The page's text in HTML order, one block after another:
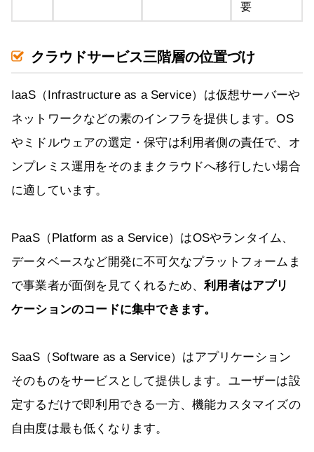
要
クラウドサービス三階層の位置づけ
IaaS（Infrastructure as a Service）は仮想サーバーや
ネットワークなどの素のインフラを提供します。OS
やミドルウェアの選定・保守は利用者側の責任で、オ
ンプレミス運用をそのままクラウドへ移行したい場合
に適しています。
PaaS（Platform as a Service）はOSやランタイム、
データベースなど開発に不可欠なプラットフォームま
で事業者が面倒を見てくれるため、利用者はアプリ
ケーションのコードに集中できます。
SaaS（Software as a Service）はアプリケーション
そのものをサービスとして提供します。ユーザーは設
定するだけで即利用できる一方、機能カスタマイズの
自由度は最も低くなります。